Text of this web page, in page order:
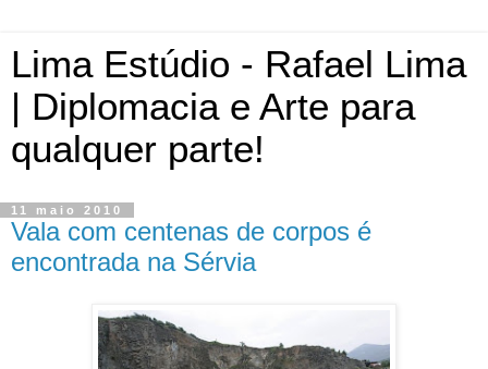
Lima Estúdio - Rafael Lima
| Diplomacia e Arte para
qualquer parte!
11 maio 2010
Vala com centenas de corpos é
encontrada na Sérvia